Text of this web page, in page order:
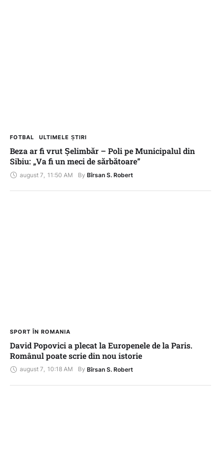
FOTBAL ULTIMELE ȘTIRI
Beza ar fi vrut Șelimbăr – Poli pe Municipalul din
Sibiu: „Va fi un meci de sărbătoare”
august 7 11:50 AM By Bîrsan S. Robert
SPORT ÎN ROMANIA
David Popovici a plecat la Europenele de la Paris.
Românul poate scrie din nou istorie
august 7, 10:18 AM By Bîrsan S. Robert